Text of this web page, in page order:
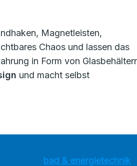
Magnetleisten,
Chaos und lassen das
in Form von
und macht selbst
bad & energietechnik